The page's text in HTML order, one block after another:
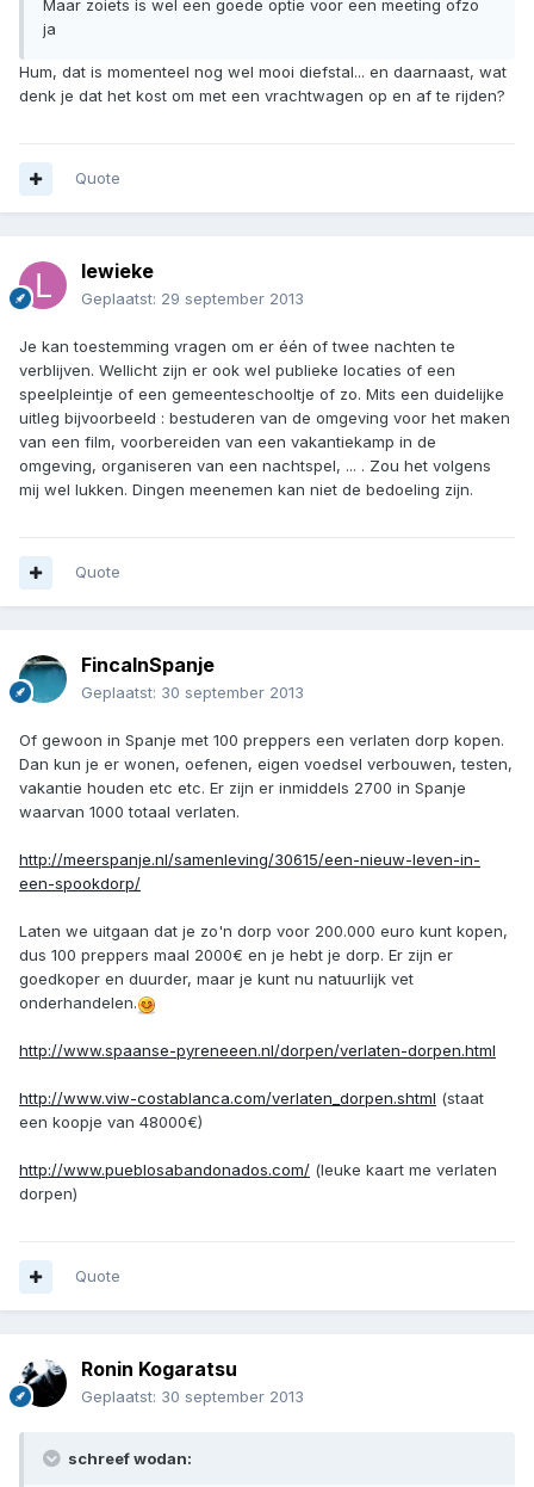
Maar zoiets is wel een goede optie voor een meeting ofzo
ja
Hum, dat is momenteel nog wel mooi diefstal... en daarnaast, wat
denk je dat het kost om met een vrachtwagen op en af te rijden?
Quote
lewieke
Geplaatst: 29 september 2013
Je kan toestemming vragen om er één of twee nachten te
verblijven. Wellicht zijn er ook wel publieke locaties of een
speelpleintje of een gemeenteschooltje of zo. Mits een duidelijke
uitleg bijvoorbeeld : bestuderen van de omgeving voor het maken
van een film, voorbereiden van een vakantiekamp in de
omgeving, organiseren van een nachtspel, ... . Zou het volgens
mij wel lukken. Dingen meenemen kan niet de bedoeling zijn.
Quote
FincaInSpanje
Geplaatst: 30 september 2013
Of gewoon in Spanje met 100 preppers een verlaten dorp kopen.
Dan kun je er wonen, oefenen, eigen voedsel verbouwen, testen,
vakantie houden etc etc. Er zijn er inmiddels 2700 in Spanje
waarvan 1000 totaal verlaten.
http://meerspanje.nl/samenleving/30615/een-nieuw-leven-in-
een-spookdorp/
Laten we uitgaan dat je zo'n dorp voor 200.000 euro kunt kopen,
dus 100 preppers maal 2000€ en je hebt je dorp. Er zijn er
goedkoper en duurder, maar je kunt nu natuurlijk vet
onderhandelen.
http://www.spaanse-pyreneeen.nl/dorpen/verlaten-dorpen.html
http://www.viw-costablanca.com/verlaten_dorpen.shtml (staat
een koopje van 48000€)
http://www.pueblosabandonados.com/ (leuke kaart me verlaten
dorpen)
Quote
Ronin Kogaratsu
Geplaatst: 30 september 2013
schreef wodan: